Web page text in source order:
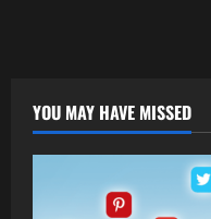
YOU MAY HAVE MISSED